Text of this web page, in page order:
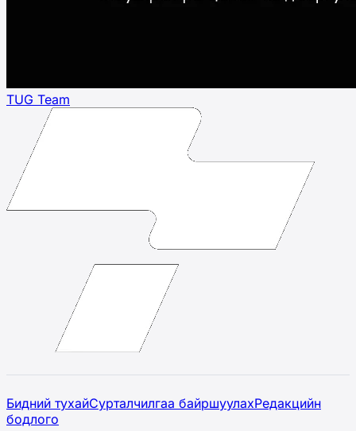
TUG Team
Бидний тухайСурталчилгаа байршуулахРедакцийн
бодлого